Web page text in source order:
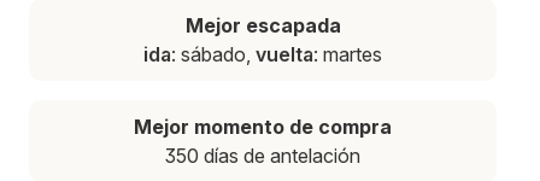
Mejor escapada
ida: sábado, vuelta: martes
Mejor momento de compra
350 días de antelación